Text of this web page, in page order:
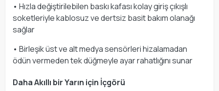
• Hızla değiştirilebilen baskı kafası kolay giriş çıkışlı
soketleriyle kablosuz ve dertsiz basit bakım olanağı
sağlar
• Birleşik üst ve alt medya sensörleri hizalamadan
ödün vermeden tek düğmeyle ayar rahatlığını sunar
Daha Akıllı bir Yarın için İçgörü